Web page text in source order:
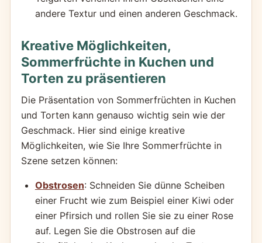
andere Textur und einen anderen Geschmack.
Kreative Möglichkeiten,
Sommerfrüchte in Kuchen und
Torten zu präsentieren
Die Präsentation von Sommerfrüchten in Kuchen
und Torten kann genauso wichtig sein wie der
Geschmack. Hier sind einige kreative
Möglichkeiten, wie Sie Ihre Sommerfrüchte in
Szene setzen können:
Obstrosen: Schneiden Sie dünne Scheiben
einer Frucht wie zum Beispiel einer Kiwi oder
einer Pfirsich und rollen Sie sie zu einer Rose
auf. Legen Sie die Obstrosen auf die